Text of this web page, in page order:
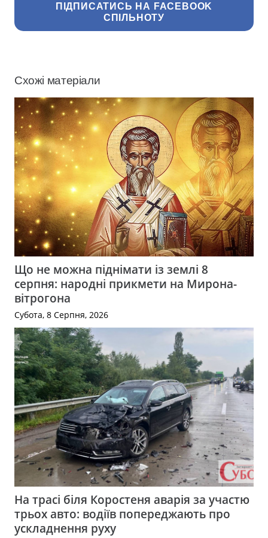
ПІДПИСАТИСЬ НА FACEBOOK
СПІЛЬНОТУ
Схожі матеріали
Що не можна піднімати із землі 8
серпня: народні прикмети на Мирона-
вітрогона
Субота, 8 Серпня, 2026
На трасі біля Коростеня аварія за участю
трьох авто: водіїв попереджають про
ускладнення руху